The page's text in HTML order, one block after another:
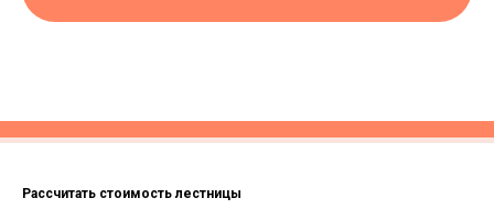
Рассчитать стоимость лестницы